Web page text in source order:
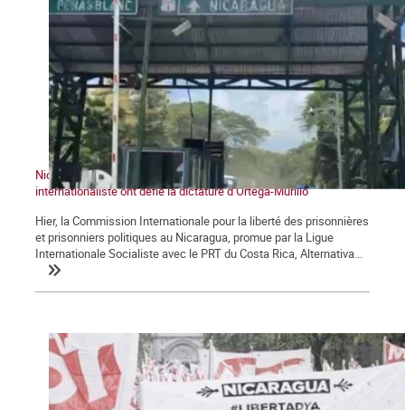
Nicaragua : la Caravane historique et la Commission
internationaliste ont défié la dictature d’Ortega-Murillo
Hier, la Commission Internationale pour la liberté des prisonnières
et prisonniers politiques au Nicaragua, promue par la Ligue
Internationale Socialiste avec le PRT du Costa Rica, Alternativa...